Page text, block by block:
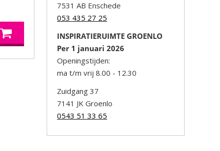
7531 AB Enschede
053 435 27 25
INSPIRATIERUIMTE GROENLO
Per 1 januari 2026
Openingstijden:
ma t/m vrij 8.00 - 12.30
Zuidgang 37
7141 JK Groenlo
0543 51 33 65